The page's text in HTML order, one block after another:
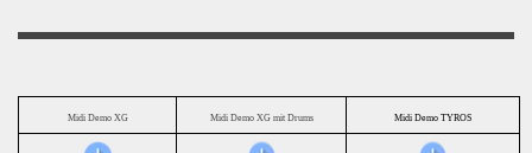
Midi Demo XG Midi Demo XG mit Drums Midi Demo TYROS